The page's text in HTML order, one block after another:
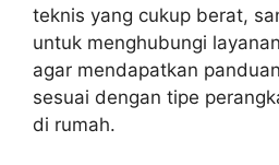
teknis yang cukup berat,
untuk menghubungi
agar mendapatkan
sesuai dengan tipe
di rumah.